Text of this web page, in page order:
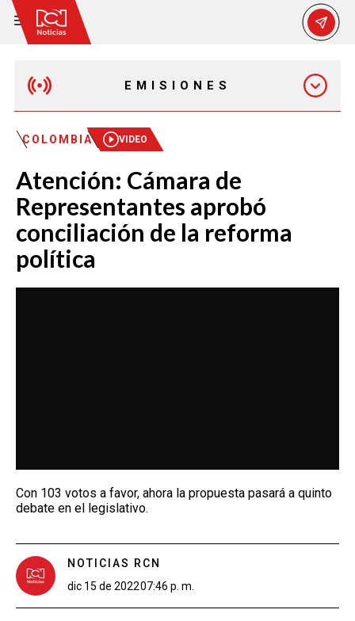
EMISIONES
MAÑANA EXPRESS
EMISIÓN 12:30 PM
EMISIÓN 7:00 PM
EMISIÓN 11:30 PM
COLOMBIA VIDEO
Atención: Cámara de
Representantes aprobó
conciliación de la reforma
política
Con 103 votos a favor, ahora la propuesta pasará a quinto
debate en el legislativo.
NOTICIAS RCN
dic 15 de 202207:46 p. m.